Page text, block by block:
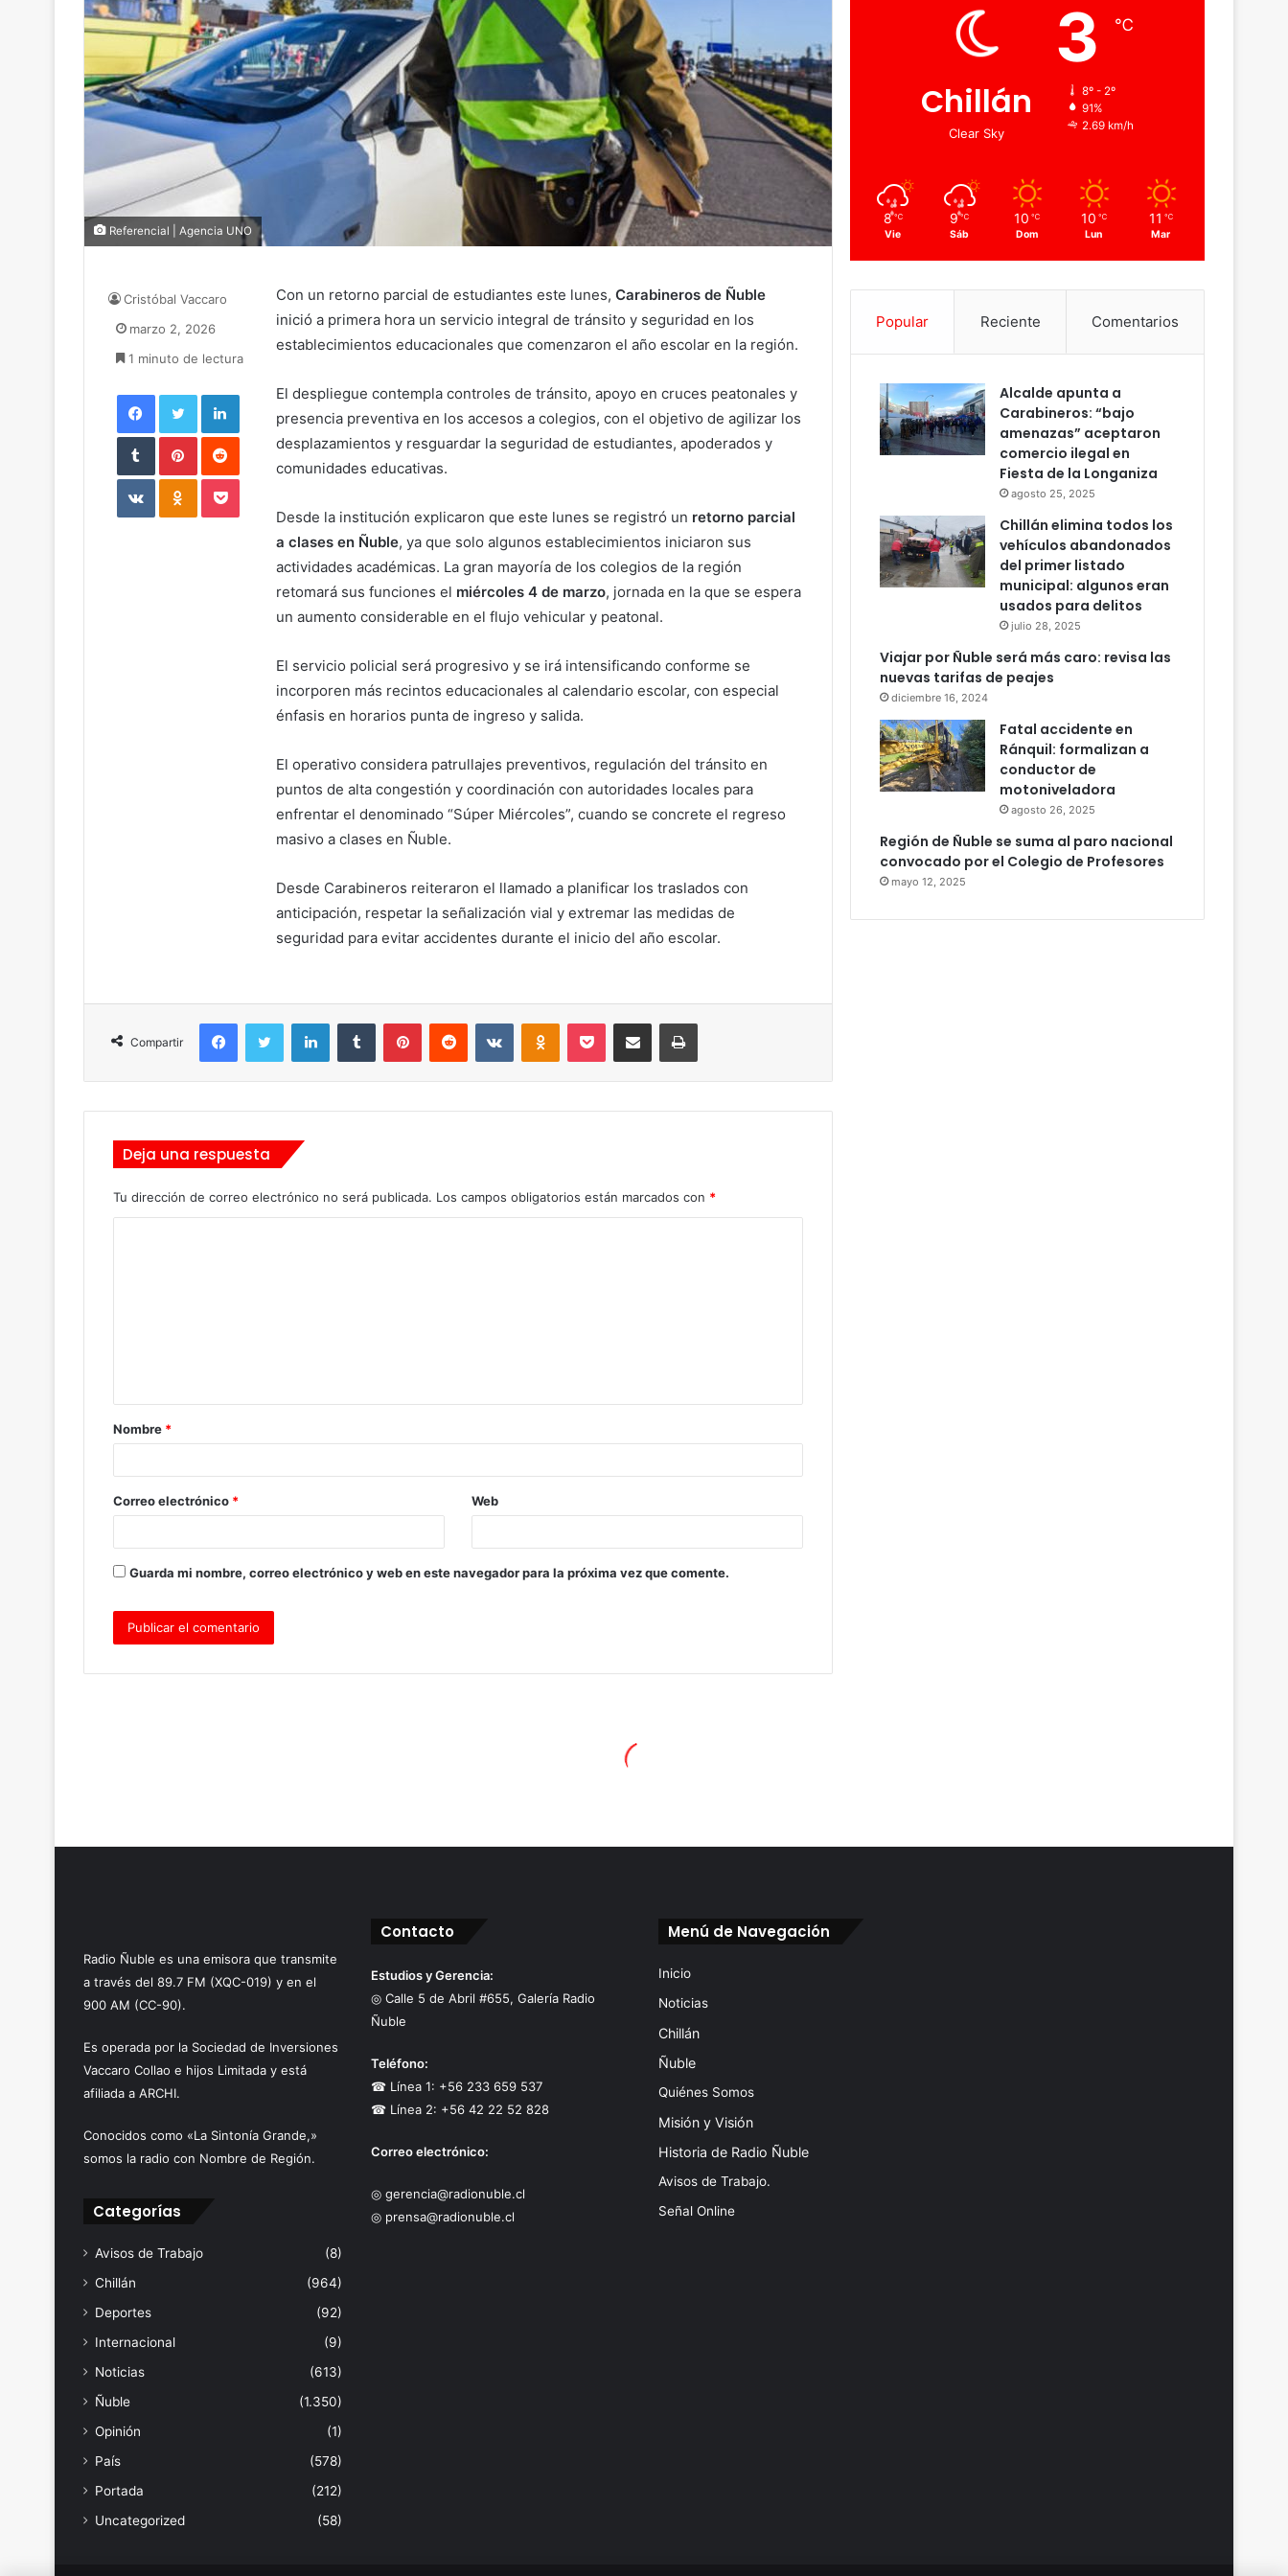
Referencial | Agencia UNO
Con un retorno parcial de estudiantes este lunes, Carabineros de Ñuble
inició a primera hora un servicio integral de tránsito y seguridad en los
establecimientos educacionales que comenzaron el año escolar en la región.
El despliegue contempla controles de tránsito, apoyo en cruces peatonales y
presencia preventiva en los accesos a colegios, con el objetivo de agilizar los
desplazamientos y resguardar la seguridad de estudiantes, apoderados y
comunidades educativas.
Desde la institución explicaron que este lunes se registró un retorno parcial
a clases en Ñuble, ya que solo algunos establecimientos iniciaron sus
actividades académicas. La gran mayoría de los colegios de la región
retomará sus funciones el miércoles 4 de marzo, jornada en la que se espera
un aumento considerable en el flujo vehicular y peatonal.
El servicio policial será progresivo y se irá intensificando conforme se
incorporen más recintos educacionales al calendario escolar, con especial
énfasis en horarios punta de ingreso y salida.
El operativo considera patrullajes preventivos, regulación del tránsito en
puntos de alta congestión y coordinación con autoridades locales para
enfrentar el denominado “Súper Miércoles”, cuando se concrete el regreso
masivo a clases en Ñuble.
Desde Carabineros reiteraron el llamado a planificar los traslados con
anticipación, respetar la señalización vial y extremar las medidas de
seguridad para evitar accidentes durante el inicio del año escolar.
Cristóbal Vaccaro
marzo 2, 2026
1 minuto de lectura
Facebook Twitter LinkedIn
Tumblr Pinterest Reddit
VKontakte Odnoklassniki Pocket
Compartir
Deja una respuesta
Tu dirección de correo electrónico no será publicada. Los campos obligatorios están marcados con *
a
r
*
Nombre *
Correo electrónico * Web
Guarda mi nombre, correo electrónico y web en este navegador para la próxima vez que comente.
Chillán
Clear Sky
3 ℃
8º - 2º
91%
2.69 km/h
8 ℃
Vie
9 ℃
Sáb
10 ℃
Dom
10 ℃
Lun
11 ℃
Mar
Popular Reciente Comentarios
Alcalde apunta a
Carabineros: “bajo
amenazas” aceptaron
comercio ilegal en
Fiesta de la Longaniza
agosto 25, 2025
Chillán elimina todos los
vehículos abandonados
del primer listado
municipal: algunos eran
usados para delitos
julio 28, 2025
Viajar por Ñuble será más caro: revisa las
nuevas tarifas de peajes
diciembre 16, 2024
Fatal accidente en
Ránquil: formalizan a
conductor de
motoniveladora
agosto 26, 2025
Región de Ñuble se suma al paro nacional
convocado por el Colegio de Profesores
mayo 12, 2025
Radio Ñuble es una emisora que transmite
a través del 89.7 FM (XQC-019) y en el
900 AM (CC-90).
Es operada por la Sociedad de Inversiones
Vaccaro Collao e hijos Limitada y está
afiliada a ARCHI.
Conocidos como «La Sintonía Grande,»
somos la radio con Nombre de Región.
Categorías
Avisos de Trabajo
(8)
Chillán
(964)
Deportes
(92)
Internacional
(9)
Noticias
(613)
Ñuble
(1.350)
Opinión
(1)
País
(578)
Portada
(212)
Uncategorized
(58)
Contacto
Estudios y Gerencia:
◎ Calle 5 de Abril #655, Galería Radio
Ñuble
Teléfono:
☎ Línea 1: +56 233 659 537
☎ Línea 2: +56 42 22 52 828
Correo electrónico:
◎ gerencia@radionuble.cl
◎ prensa@radionuble.cl
Menú de Navegación
Inicio
Noticias
Chillán
Ñuble
Quiénes Somos
Misión y Visión
Historia de Radio Ñuble
Avisos de Trabajo.
Señal Online